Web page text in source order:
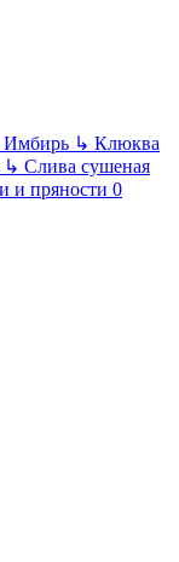
Имбирь ↳ Клюква
↳ Слива сушеная